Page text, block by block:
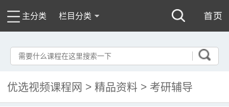
主分类 栏目分类
优选视频课程网 > 精品资料 > 考研辅导